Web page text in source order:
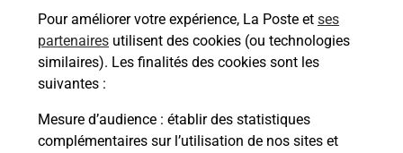
Pour améliorer votre expérience, La Poste et ses
partenaires utilisent des cookies (ou technologies
similaires). Les finalités des cookies sont les
suivantes :
Mesure d’audience : établir des statistiques
complémentaires sur l’utilisation de nos sites et
bureau de Poste ?
Comment demander une